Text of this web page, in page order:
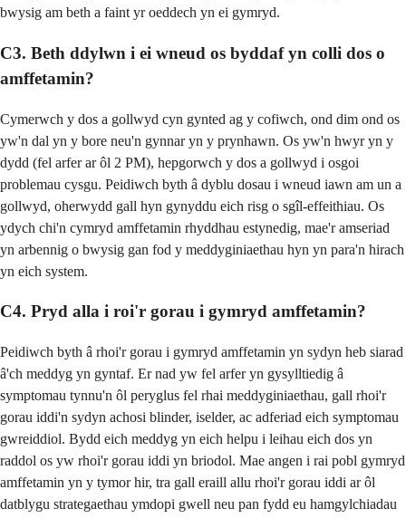
bwysig am beth a faint yr oeddech yn ei gymryd.
C3. Beth ddylwn i ei wneud os byddaf yn colli dos o
amffetamin?
Cymerwch y dos a gollwyd cyn gynted ag y cofiwch, ond dim ond os
yw'n dal yn y bore neu'n gynnar yn y prynhawn. Os yw'n hwyr yn y
dydd (fel arfer ar ôl 2 PM), hepgorwch y dos a gollwyd i osgoi
problemau cysgu. Peidiwch byth â dyblu dosau i wneud iawn am un a
gollwyd, oherwydd gall hyn gynyddu eich risg o sgîl-effeithiau. Os
ydych chi'n cymryd amffetamin rhyddhau estynedig, mae'r amseriad
yn arbennig o bwysig gan fod y meddyginiaethau hyn yn para'n hirach
yn eich system.
C4. Pryd alla i roi'r gorau i gymryd amffetamin?
Peidiwch byth â rhoi'r gorau i gymryd amffetamin yn sydyn heb siarad
â'ch meddyg yn gyntaf. Er nad yw fel arfer yn gysylltiedig â
symptomau tynnu'n ôl peryglus fel rhai meddyginiaethau, gall rhoi'r
gorau iddi'n sydyn achosi blinder, iselder, ac adferiad eich symptomau
gwreiddiol. Bydd eich meddyg yn eich helpu i leihau eich dos yn
raddol os yw rhoi'r gorau iddi yn briodol. Mae angen i rai pobl gymryd
amffetamin yn y tymor hir, tra gall eraill allu rhoi'r gorau iddi ar ôl
datblygu strategaethau ymdopi gwell neu pan fydd eu hamgylchiadau